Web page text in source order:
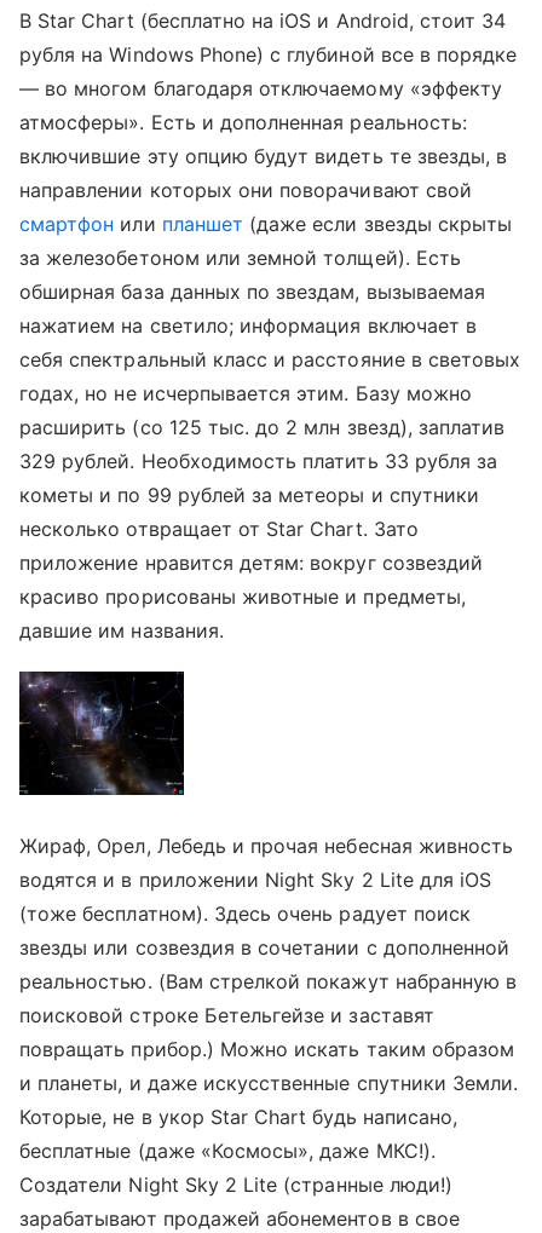
В Star Chart (бесплатно на iOS и Android, стоит 34
рубля на Windows Phone) с глубиной все в порядке
— во многом благодаря отключаемому «эффекту
атмосферы». Есть и дополненная реальность:
включившие эту опцию будут видеть те звезды, в
направлении которых они поворачивают свой
смартфон или планшет (даже если звезды скрыты
за железобетоном или земной толщей). Есть
обширная база данных по звездам, вызываемая
нажатием на светило; информация включает в
себя спектральный класс и расстояние в световых
годах, но не исчерпывается этим. Базу можно
расширить (со 125 тыс. до 2 млн звезд), заплатив
329 рублей. Необходимость платить 33 рубля за
кометы и по 99 рублей за метеоры и спутники
несколько отвращает от Star Chart. Зато
приложение нравится детям: вокруг созвездий
красиво прорисованы животные и предметы,
давшие им названия.
Жираф, Орел, Лебедь и прочая небесная живность
водятся и в приложении Night Sky 2 Lite для iOS
(тоже бесплатном). Здесь очень радует поиск
звезды или созвездия в сочетании с дополненной
реальностью. (Вам стрелкой покажут набранную в
поисковой строке Бетельгейзе и заставят
повращать прибор.) Можно искать таким образом
и планеты, и даже искусственные спутники Земли.
Которые, не в укор Star Chart будь написано,
бесплатные (даже «Космосы», даже МКС!).
Создатели Night Sky 2 Lite (странные люди!)
зарабатывают продажей абонементов в свое